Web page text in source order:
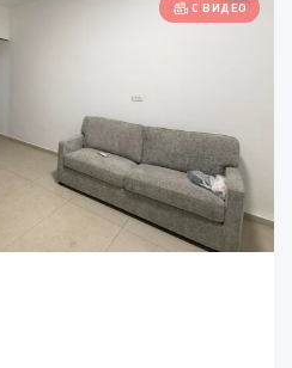
С ВИДЕО